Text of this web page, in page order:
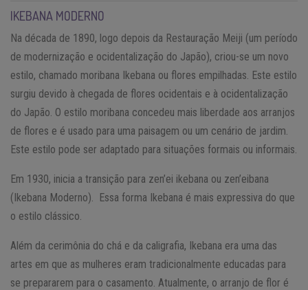
IKEBANA MODERNO
Na década de 1890, logo depois da Restauração Meiji (um período
de modernização e ocidentalização do Japão), criou-se um novo
estilo, chamado moribana Ikebana ou flores empilhadas. Este estilo
surgiu devido à chegada de flores ocidentais e à ocidentalização
do Japão. O estilo moribana concedeu mais liberdade aos arranjos
de flores e é usado para uma paisagem ou um cenário de jardim.
Este estilo pode ser adaptado para situações formais ou informais.
Em 1930, inicia a transição para zen’ei ikebana ou zen’eibana
(Ikebana Moderno). Essa forma Ikebana é mais expressiva do que
o estilo clássico.
Além da cerimônia do chá e da caligrafia, Ikebana era uma das
artes em que as mulheres eram tradicionalmente educadas para
se prepararem para o casamento. Atualmente, o arranjo de flor é